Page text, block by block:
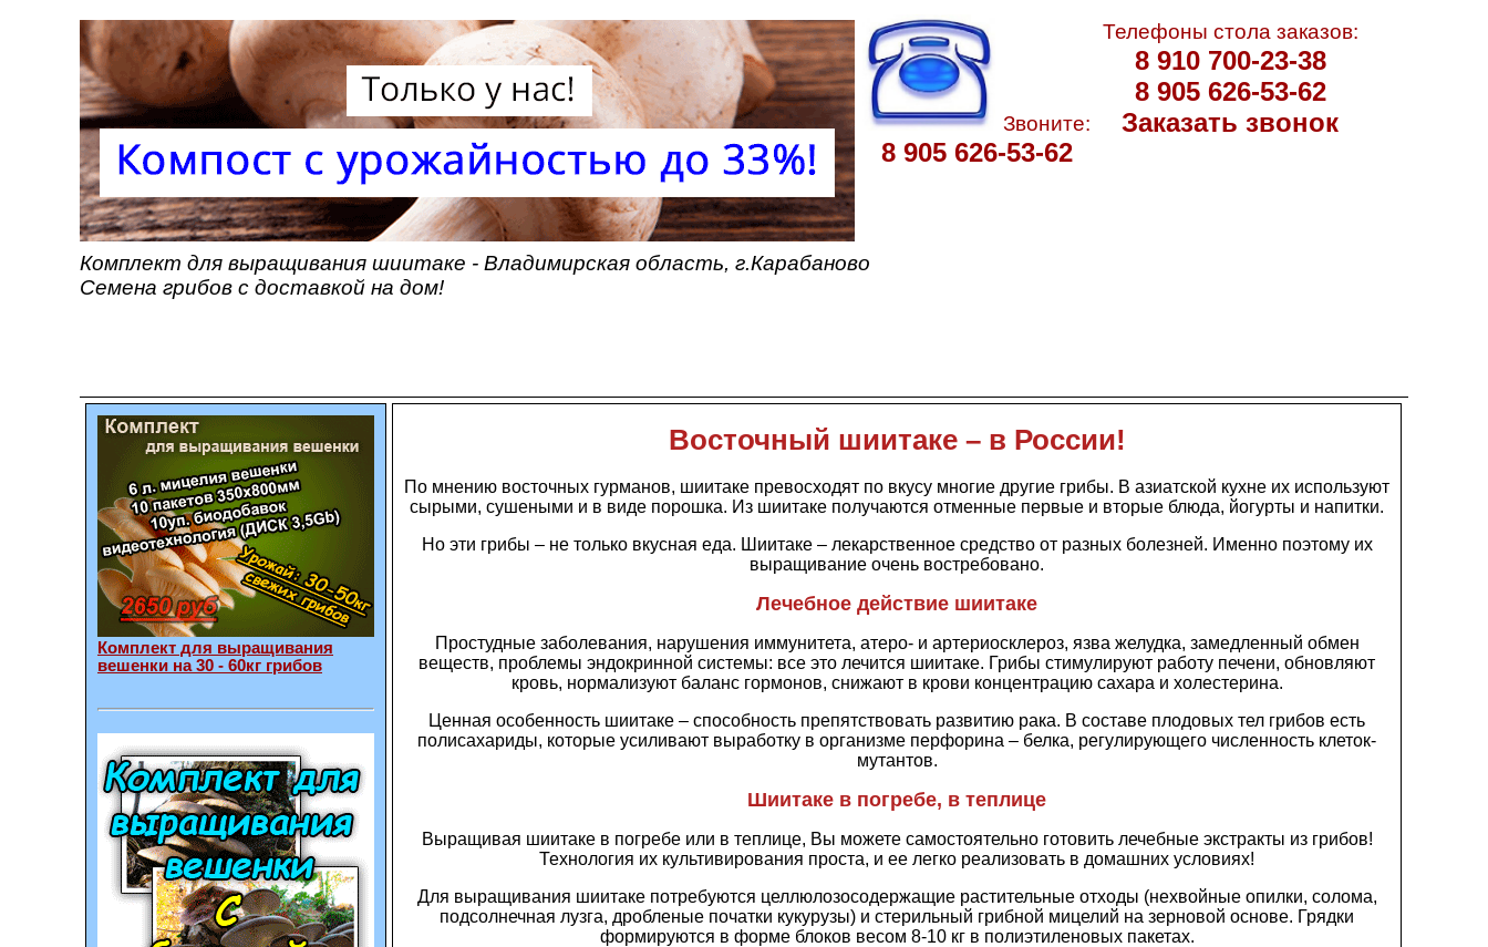
Звоните:
8 905 626-53-62
Телефоны стола заказов:
8 910 700-23-38
8 905 626-53-62
Заказать звонок
Комплект для выращивания шиитаке - Владимирская область, г.Карабаново
Семена грибов с доставкой на дом!
Комплект для выращивания
вешенки на 30 - 60кг грибов
Восточный шиитаке – в России!
По мнению восточных гурманов, шиитаке превосходят по вкусу многие другие грибы. В азиатской кухне их используют
сырыми, сушеными и в виде порошка. Из шиитаке получаются отменные первые и вторые блюда, йогурты и напитки.
Но эти грибы – не только вкусная еда. Шиитаке – лекарственное средство от разных болезней. Именно поэтому их
выращивание очень востребовано.
Лечебное действие шиитаке
Простудные заболевания, нарушения иммунитета, атеро- и артериосклероз, язва желудка, замедленный обмен
веществ, проблемы эндокринной системы: все это лечится шиитаке. Грибы стимулируют работу печени, обновляют
кровь, нормализуют баланс гормонов, снижают в крови концентрацию сахара и холестерина.
Ценная особенность шиитаке – способность препятствовать развитию рака. В составе плодовых тел грибов есть
полисахариды, которые усиливают выработку в организме перфорина – белка, регулирующего численность клеток-
мутантов.
Шиитаке в погребе, в теплице
Выращивая шиитаке в погребе или в теплице, Вы можете самостоятельно готовить лечебные экстракты из грибов!
Технология их культивирования проста, и ее легко реализовать в домашних условиях!
Для выращивания шиитаке потребуются целлюлозосодержащие растительные отходы (нехвойные опилки, солома,
подсолнечная лузга, дробленые початки кукурузы) и стерильный грибной мицелий на зерновой основе. Грядки
формируются в форме блоков весом 8-10 кг в полиэтиленовых пакетах.